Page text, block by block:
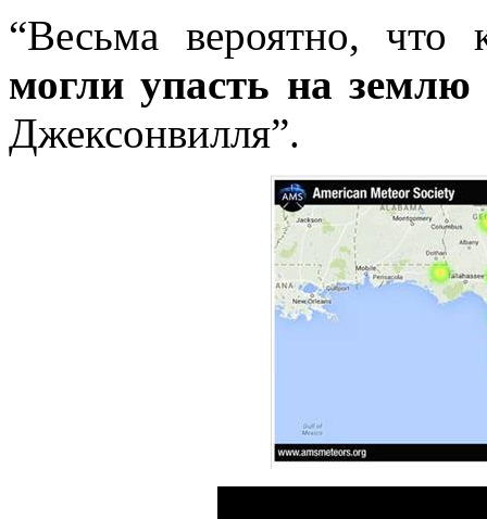
“Весьма вероятно, что
могли упасть на землю
Джексонвилля”.